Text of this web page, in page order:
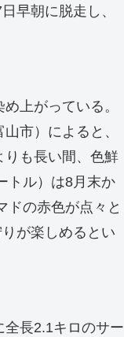
早朝に脱走し、
上がっている。
市）によると、
りも長い間、色鮮
トル）は8月末か
ドの赤色が点々と
が楽しめるとい
長2.1キロのサー